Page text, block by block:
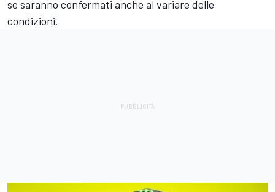
se saranno confermati anche al variare delle
condizioni.